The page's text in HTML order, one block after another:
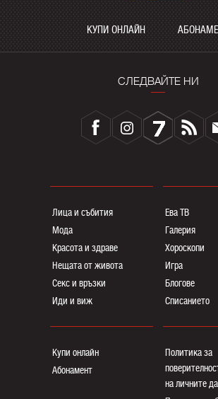
КУПИ ОНЛАЙН
СЛЕДВАЙТЕ НИ
Лица и събития
Мода
Красота и здраве
Нещата от живота
Секс и връзки
Иди и виж
Ева ТВ
Галерия
Хороскопи
Игра
Блогoве
Списанието
Купи онлайн
Абонамент
Политика за
на личните